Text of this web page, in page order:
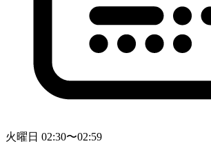
火曜日 02:30〜02:59